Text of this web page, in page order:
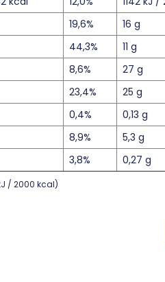
19,6% 16 g
44,3% 11 g
8,6% 27 g
23,4% 25 g
0,4% 0,13 g
8,9% 5,3 g
3,8% 0,27 g
/ 2000 kcal)